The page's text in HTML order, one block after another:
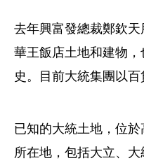
去年興富發總裁鄭欽
華王飯店土地和建物
史。目前大統集團以百
已知的大統土地，位
所在地，包括大立、